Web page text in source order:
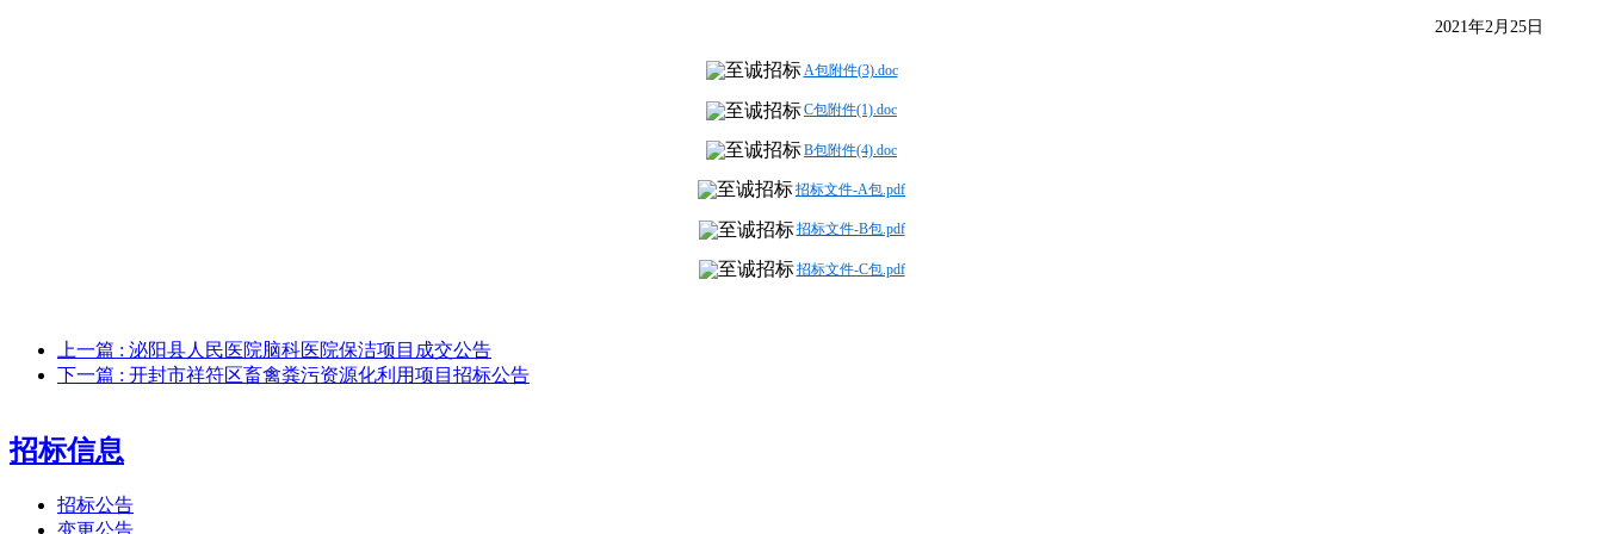
2021年2月25日
A包附件(3).doc
C包附件(1).doc
B包附件(4).doc
招标文件-A包.pdf
招标文件-B包.pdf
招标文件-C包.pdf
上一篇 : 泌阳县人民医院脑科医院保洁项目成交公告
下一篇 : 开封市祥符区畜禽粪污资源化利用项目招标公告
招标信息
招标公告
变更公告